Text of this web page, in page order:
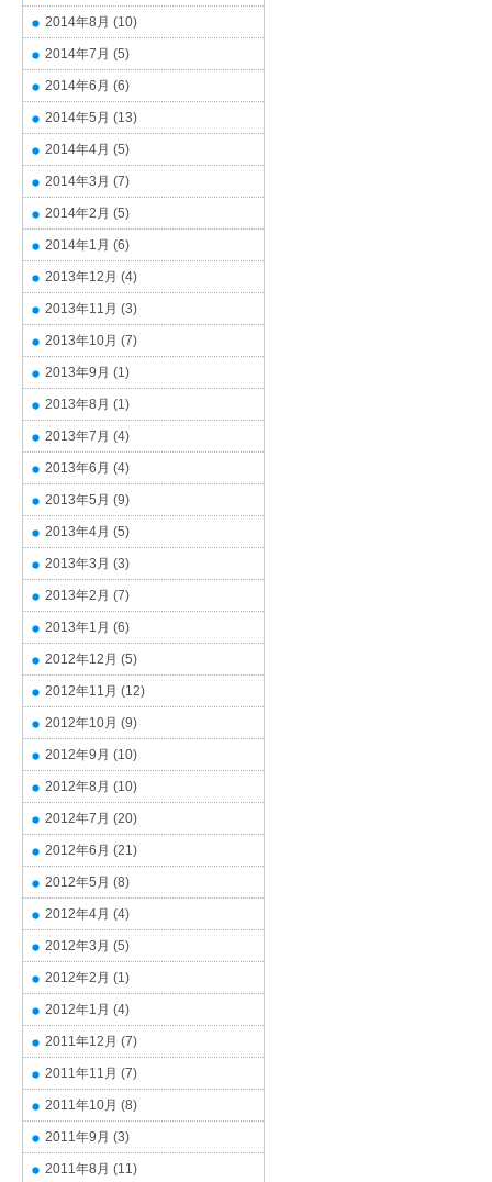
2014年8月 (10)
2014年7月 (5)
2014年6月 (6)
2014年5月 (13)
2014年4月 (5)
2014年3月 (7)
2014年2月 (5)
2014年1月 (6)
2013年12月 (4)
2013年11月 (3)
2013年10月 (7)
2013年9月 (1)
2013年8月 (1)
2013年7月 (4)
2013年6月 (4)
2013年5月 (9)
2013年4月 (5)
2013年3月 (3)
2013年2月 (7)
2013年1月 (6)
2012年12月 (5)
2012年11月 (12)
2012年10月 (9)
2012年9月 (10)
2012年8月 (10)
2012年7月 (20)
2012年6月 (21)
2012年5月 (8)
2012年4月 (4)
2012年3月 (5)
2012年2月 (1)
2012年1月 (4)
2011年12月 (7)
2011年11月 (7)
2011年10月 (8)
2011年9月 (3)
2011年8月 (11)